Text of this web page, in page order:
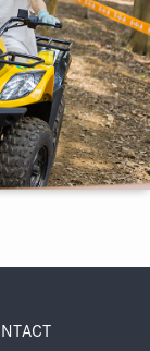
ポット